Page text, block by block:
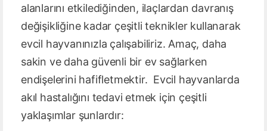
alanlarını etkilediğinden, ilaçlardan davranış
değişikliğine kadar çeşitli teknikler kullanarak
evcil hayvanınızla çalışabiliriz. Amaç, daha
sakin ve daha güvenli bir ev sağlarken
endişelerini hafifletmektir. Evcil hayvanlarda
akıl hastalığını tedavi etmek için çeşitli
yaklaşımlar şunlardır: